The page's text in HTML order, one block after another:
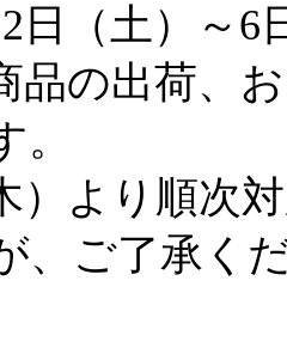
日（土）～6
品の出荷、
）より順次
、ご了承く